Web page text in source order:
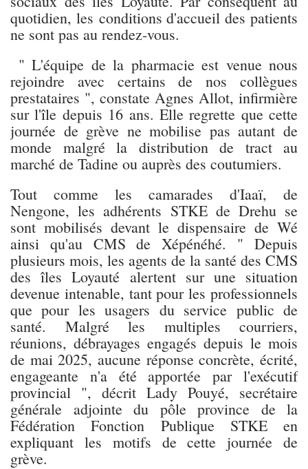
quotidien, les conditions d'accueil des patients
ne sont pas au rendez-vous.
" L'équipe de la pharmacie est venue nous
rejoindre avec certains de nos collègues
prestataires ", constate Agnes Allot, infirmière
sur l'île depuis 16 ans. Elle regrette que cette
journée de grève ne mobilise pas autant de
monde malgré la distribution de tract au
marché de Tadine ou auprès des coutumiers.
Tout comme les camarades d'Iaaï, de
Nengone, les adhérents STKE de Drehu se
sont mobilisés devant le dispensaire de Wé
ainsi qu'au CMS de Xépénéhé. " Depuis
plusieurs mois, les agents de la santé des CMS
des îles Loyauté alertent sur une situation
devenue intenable, tant pour les professionnels
que pour les usagers du service public de
santé. Malgré les multiples courriers,
réunions, débrayages engagés depuis le mois
de mai 2025, aucune réponse concrète, écrité,
engageante n'a été apportée par l'exécutif
provincial ", décrit Lady Pouyé, secrétaire
générale adjointe du pôle province de la
Fédération Fonction Publique STKE en
expliquant les motifs de cette journée de
grève.